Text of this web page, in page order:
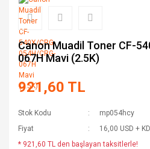
Canon Muadil Toner CF-
067H Mavi (2.5K)
921,60 TL
Stok Kodu
mp054hcy
Fiyat
16,00 USD +
* 921,60 TL den başlayan taksitlerle!